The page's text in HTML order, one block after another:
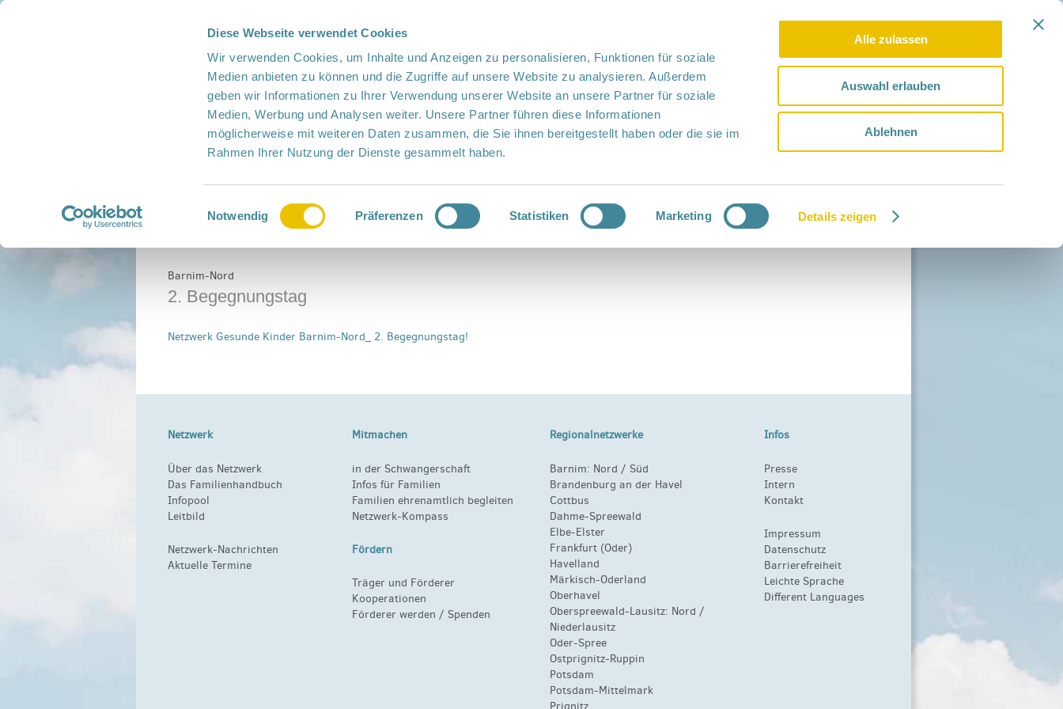
Diese Webseite verwendet Cookies
Wir verwenden Cookies, um Inhalte und Anzeigen zu personalisieren, Funktionen für soziale
Medien anbieten zu können und die Zugriffe auf unsere Website zu analysieren. Außerdem
geben wir Informationen zu Ihrer Verwendung unserer Website an unsere Partner für soziale
Medien, Werbung und Analysen weiter. Unsere Partner führen diese Informationen
möglicherweise mit weiteren Daten zusammen, die Sie ihnen bereitgestellt haben oder die sie im
Rahmen Ihrer Nutzung der Dienste gesammelt haben.
Einwilligungsauswahl
Notwendig Präferenzen Statistiken Marketing Details zeigen
Alle zulassen
Auswahl erlauben
Ablehnen
Intern Netzwerk-Kompass Leichte Sprache
Termine
2. Begegnungstag
Barnim-Nord
2. Begegnungstag
Netzwerk Gesunde Kinder Barnim-Nord_ 2. Begegnungstag!
Netzwerk
Über das Netzwerk
Das Familienhandbuch
Infopool
Leitbild
Netzwerk-Nachrichten
Aktuelle Termine
Mitmachen
in der Schwangerschaft
Infos für Familien
Familien ehrenamtlich begleiten
Netzwerk-Kompass
Fördern
Träger und Förderer
Kooperationen
Förderer werden / Spenden
Regionalnetzwerke
Barnim: Nord / Süd
Brandenburg an der Havel
Cottbus
Dahme-Spreewald
Elbe-Elster
Frankfurt (Oder)
Havelland
Märkisch-Oderland
Oberhavel
Oberspreewald-Lausitz: Nord /
Niederlausitz
Oder-Spree
Ostprignitz-Ruppin
Potsdam
Potsdam-Mittelmark
Infos
Presse
Intern
Kontakt
Impressum
Datenschutz
Barrierefreiheit
Leichte Sprache
Different Languages